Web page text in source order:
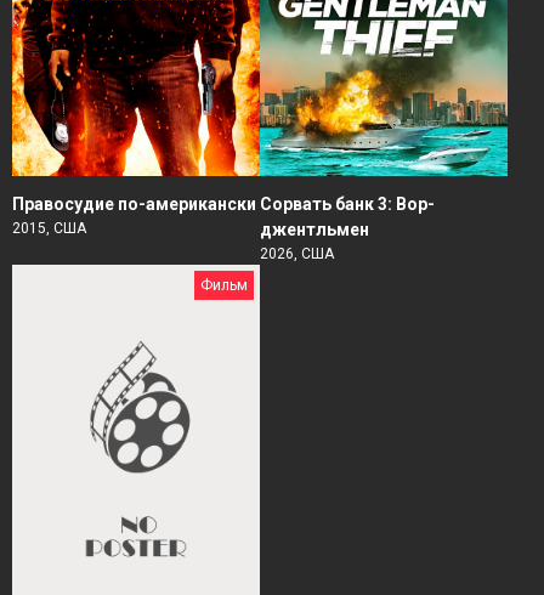
Правосудие по-американски
2015, США
Сорвать банк 3: Вор-
джентльмен
2026, США
Фильм